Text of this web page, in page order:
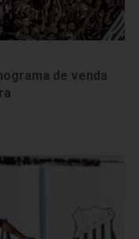
de venda